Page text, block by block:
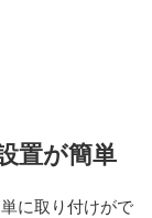
置が簡単
に取り付けがで